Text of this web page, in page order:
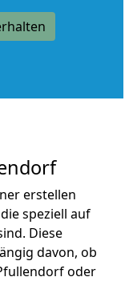
erstellen
speziell auf
Diese
davon, ob
oder